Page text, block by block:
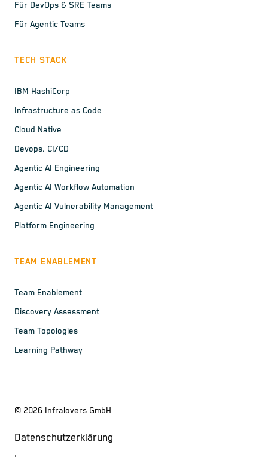
Für DevOps & SRE Teams
Für Agentic Teams
TECH STACK
IBM HashiCorp
Infrastructure as Code
Cloud Native
Devops, CI/CD
Agentic AI Engineering
Agentic AI Workflow Automation
Agentic AI Vulnerability Management
Platform Engineering
TEAM ENABLEMENT
Team Enablement
Discovery Assessment
Team Topologies
Learning Pathway
© 2026 Infralovers GmbH
Datenschutzerklärung